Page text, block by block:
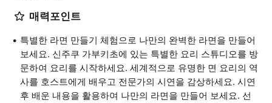
매력포인트
특별한 라면 만들기 체험으로 나만의 완벽한 라면을 만들어
보세요. 신주쿠 가부키초에 있는 특별한 요리 스튜디오를 방
문하여 요리를 시작하세요. 세계적으로 유명한 면 요리의 역
사를 호스트에게 배우고 전문가의 시연을 감상하세요. 시연
후 배운 내용을 활용하여 나만의 라면을 만들어 보세요. 선